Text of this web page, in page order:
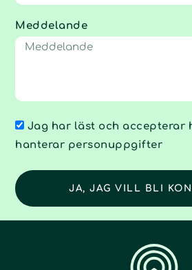
Meddelande
Jag har läst och accepterar
hanterar personuppgifter
JA, JAG VILL BLI